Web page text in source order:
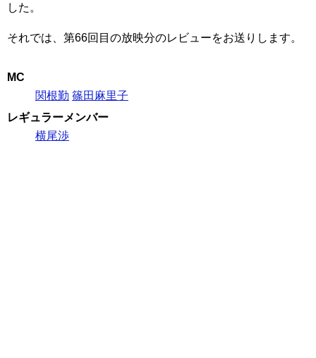
した。
それでは、第66回目の放映分のレビューをお送りします。
MC
関根勤 篠田麻里子
レギュラーメンバー
横尾渉